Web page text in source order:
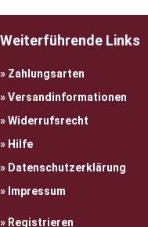
Weiterführende Links
Zahlungsarten
Versandinformationen
Widerrufsrecht
Hilfe
Datenschutzerklärung
Impressum
Registrieren